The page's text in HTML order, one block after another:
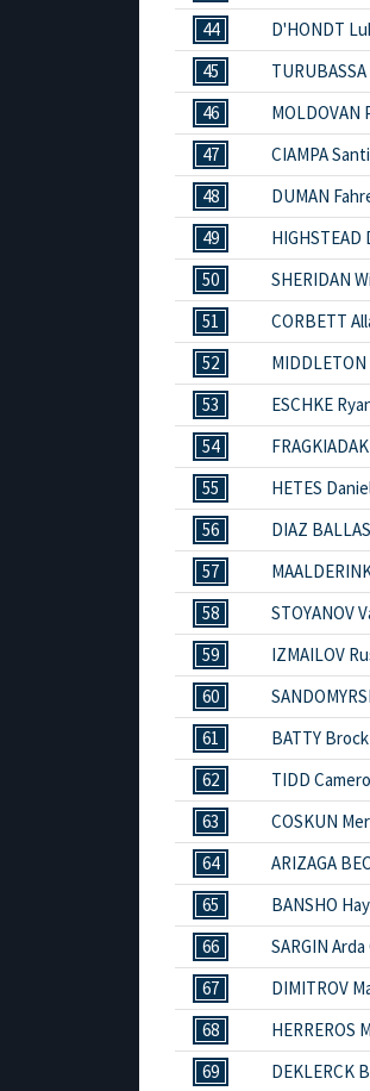
44
D'HONDT
45
46
MOLDOVAN
47
CIAMPA
48
DUMAN
49
HIGHSTEAD
50
SHERIDAN
51
CORBETT
52
MIDDLETON
53
ESCHKE
54
55
HETES
56
DIAZ
57
58
STOYANOV
59
IZMAILOV
60
61
BATTY Brock
62
TIDD
63
COSKUN
64
ARIZAGA
65
BANSHO
66
SARGIN
67
DIMITROV
68
HERREROS
69
DEKLERCK